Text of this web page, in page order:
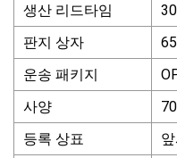
생산 리드타임
판지 상자
운송 패키지
사양
등록 상표